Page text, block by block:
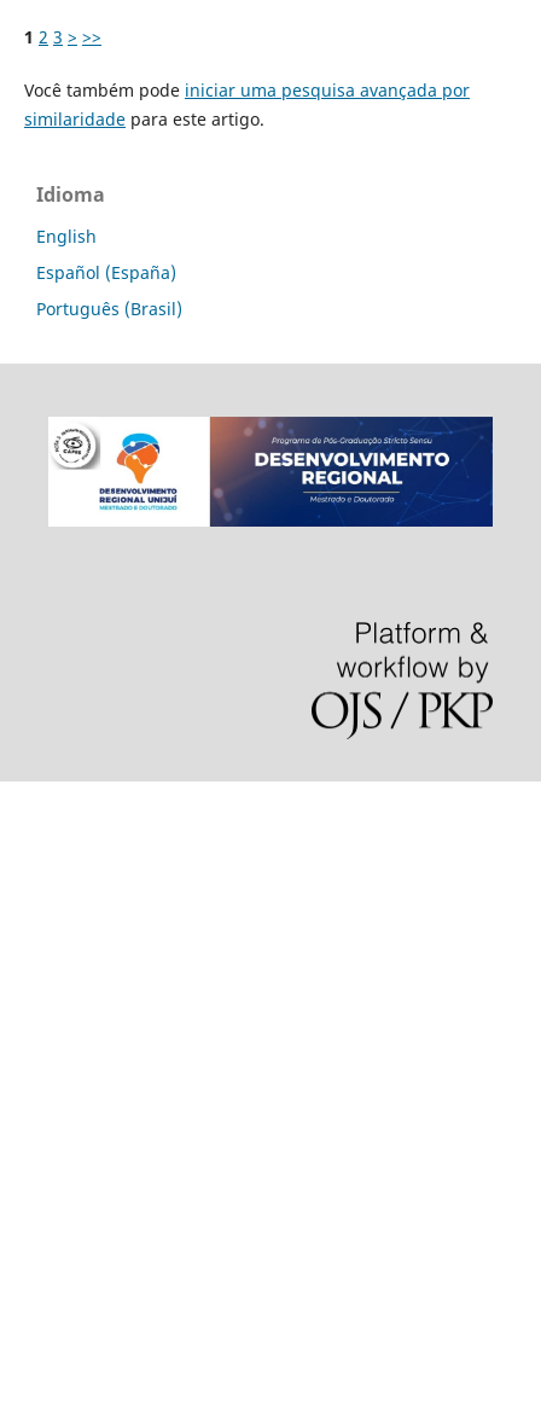
1 2 3 > >>
Você também pode iniciar uma pesquisa avançada por
similaridadepara este artigo.
Idioma
English
Español (España)
Português (Brasil)